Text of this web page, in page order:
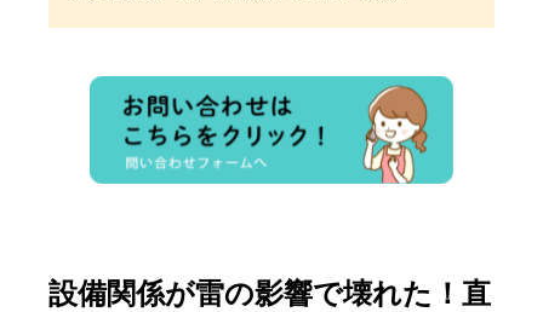
設備関係が雷の影響で壊れた！直